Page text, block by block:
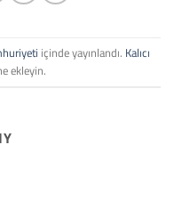
içinde yayınlandı. Kalıcı
ekleyin.